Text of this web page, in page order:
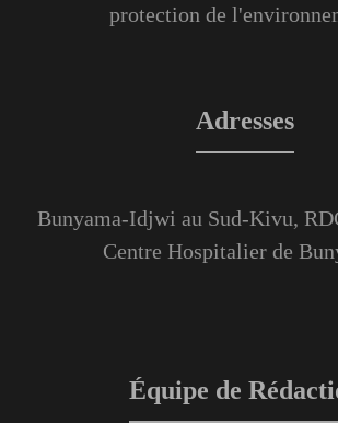
protection de
Adresses
Bunyama-Idjwi au Sud-Kivu,
Centre Hospitalier de
Équipe de